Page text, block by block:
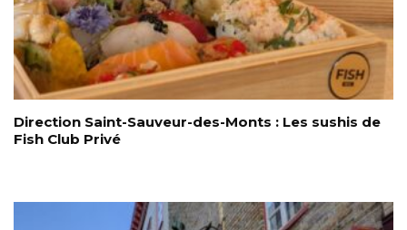
Direction Saint-Sauveur-des-Monts : Les sushis de
Fish Club Privé